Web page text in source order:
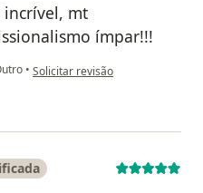
mt
ímpar!!!
• na opinião do utilizador Yasmin
Solicitar revisão